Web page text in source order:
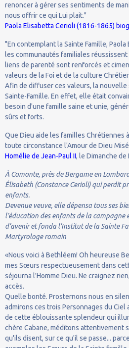
renoncer à gérer ses sentiments de
nous offrir ce qui Lui plait."
Paola Elisabetta Cerioli (1816-1865)
"En contemplant la Sainte Famille,
les communautés familiales
liens de parenté sont renforcés et
valeurs de la Foi et de la culture
Afin de diffuser ces valeurs, la
Sainte-Famille. En effet, elle était
besoin d'une famille saine et unie,
sûrs et forts.
Que Dieu aide les familles Chrétiennes
toute circonstance l'Amour de Dieu
Homélie de Jean-Paul II, le Dimanche de
À Comonte, près de Bergame en
Élisabeth (Constance Cerioli) qui perdit
enfants.
Devenue veuve, elle dépensa tous ses
l’éducation des enfants de la campagne
d’avenir et fonda l’Institut de la Sainte
Martyrologe romain
«Nous voici à Bethléem! Oh heureuse
mes Sœurs respectueusement dans
séjourna l'Homme Dieu. Ne craignez
accès.
Quelle bonté. Prosternons nous en
admirons ces trois Personnages du Ciel
de cette éblouissante splendeur qui
chère Cabane, méditons attentivement
qu'ils disent, sur ce qu'il se passe...